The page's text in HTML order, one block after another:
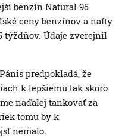
benzín Natural 95
ceny benzínov a nafty
týždňov. Údaje zverejnil
predpokladá, že
k lepšiemu tak skoro
naďalej tankovať za
tomu by k
nemalo.